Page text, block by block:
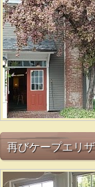
再びケープエリ